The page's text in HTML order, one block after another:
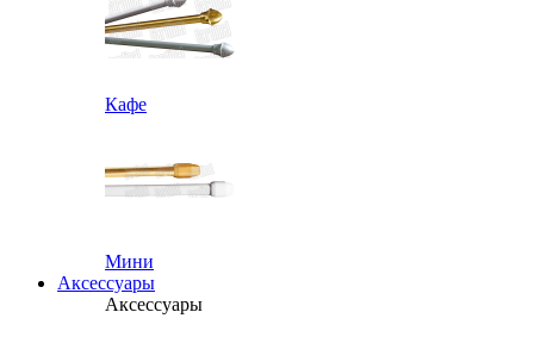
Кафе
Мини
Аксессуары
Аксессуары